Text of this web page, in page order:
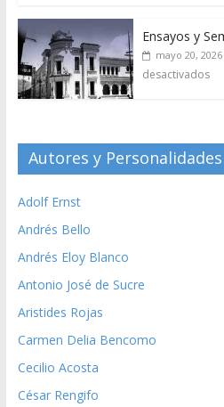
Ensayos y
mayo 20, 2026
desactivados
Autores y Personalidades
Adolf Ernst
Andrés Bello
Andrés Eloy Blanco
Antonio José de Sucre
Aristides Rojas
Carmen Delia Bencomo
Cecilio Acosta
César Rengifo